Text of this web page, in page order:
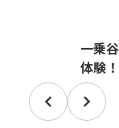
一乗
体験